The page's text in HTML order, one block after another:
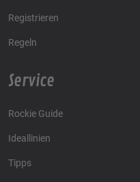
Registrieren
Regeln
Service
Rockie Guide
Ideallinien
Tipps